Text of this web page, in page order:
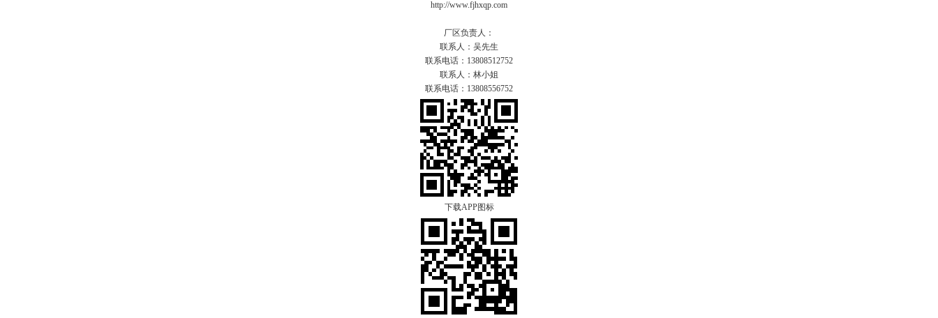
http://www.fjhxqp.com
厂区负责人：
联系人：吴先生
联系电话：13808512752
联系人：林小姐
联系电话：13808556752
下载APP图标